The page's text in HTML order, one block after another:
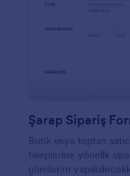
Şarap Sipariş
Butik veya toptan
taleplerine yönelik
gönderim